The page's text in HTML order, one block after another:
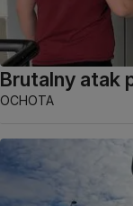
Brutalny atak
OCHOTA